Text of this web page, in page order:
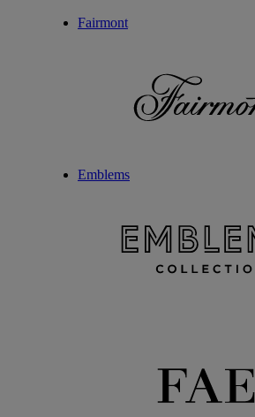
Fairmont
Emblems